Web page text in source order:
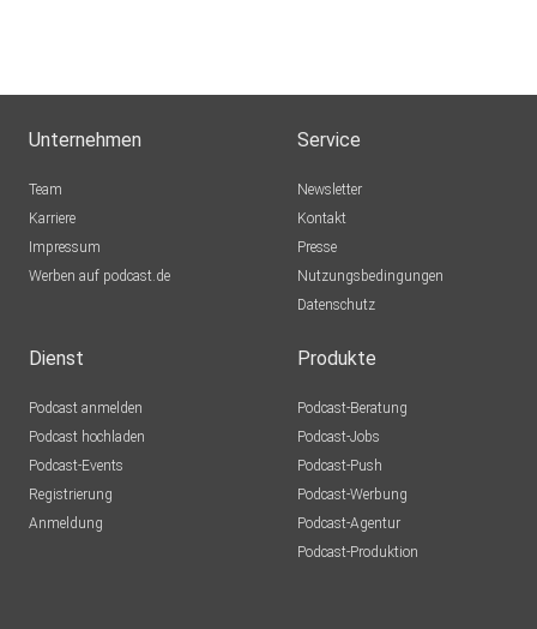
Unternehmen
Team
Karriere
Impressum
Werben auf podcast.de
Service
Newsletter
Kontakt
Presse
Nutzungsbedingungen
Datenschutz
Dienst
Podcast anmelden
Podcast hochladen
Podcast-Events
Registrierung
Anmeldung
Produkte
Podcast-Beratung
Podcast-Jobs
Podcast-Push
Podcast-Werbung
Podcast-Agentur
Podcast-Produktion